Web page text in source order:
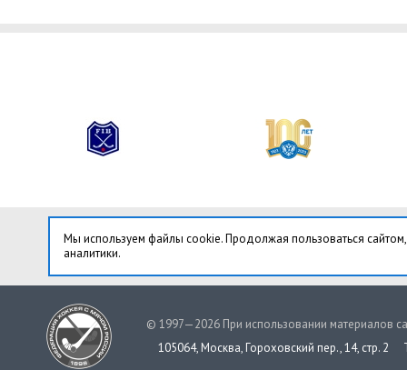
Мы используем файлы cookie. Продолжая пользоваться
аналитики.
© 1997—2026 При использовании материалов
105064, Москва, Гороховский пер., 14, стр. 2